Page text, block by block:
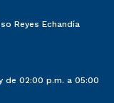
Reyes Echandía
de 02:00 p.m. a 05:00